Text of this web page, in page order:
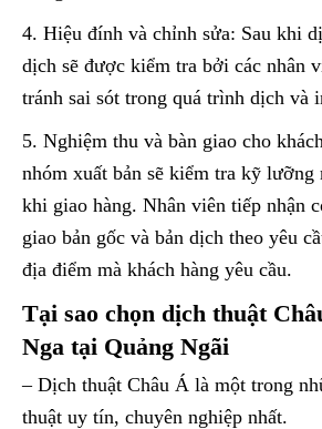
4. Hiệu đính và chỉnh sửa: Sau khi
dịch sẽ được kiểm tra bởi các nhân
tránh sai sót trong quá trình dịch và
5. Nghiệm thu và bàn giao cho
nhóm xuất bản sẽ kiểm tra kỹ
khi giao hàng. Nhân viên tiếp nhận
giao bản gốc và bản dịch theo yêu
địa điểm mà khách hàng yêu cầu.
Tại sao chọn dịch thuật
Nga tại Quảng Ngãi
– Dịch thuật Châu Á là một trong
thuật uy tín, chuyên nghiệp nhất.